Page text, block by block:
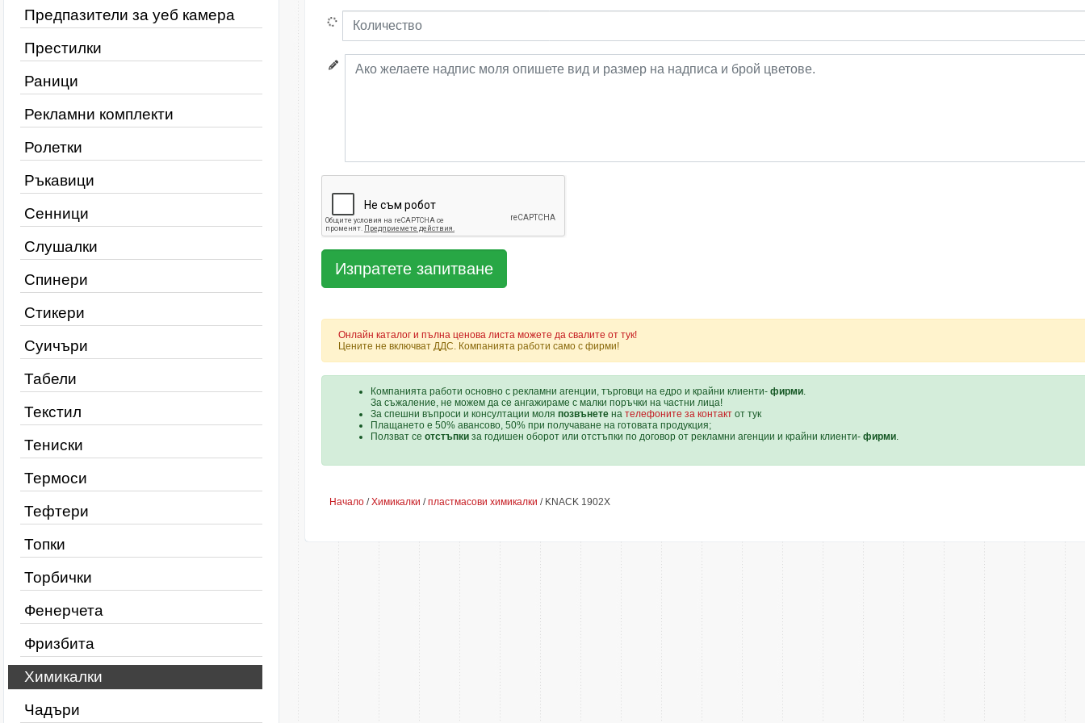
Предпазители за уеб камера
Престилки
Раници
Рекламни комплекти
Ролетки
Ръкавици
Сенници
Слушалки
Спинери
Стикери
Суичъри
Табели
Текстил
Тениски
Термоси
Тефтери
Топки
Торбички
Фенерчета
Фризбита
Химикалки
Чадъри
Онлайн каталог и пълна ценова листа можете да свалите от тук!
Цените не включват ДДС. Компанията работи само с фирми!
Компанията работи основно с рекламни агенции, търговци на едро и крайни клиенти- фирми.
За съжаление, не можем да се ангажираме с малки поръчки на частни лица!
За спешни въпроси и консултации моля позвънете на телефоните за контакт от тук
Плащането е 50% авансово, 50% при получаване на готовата продукция;
Ползват се отстъпки за годишен оборот или отстъпки по договор от рекламни агенции и крайни клиенти- фирми.
Начало /Химикалки /пластмасови химикалки / KNACK 1902X